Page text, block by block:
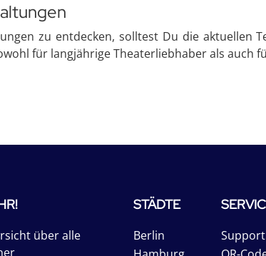
zu entdecken, solltest Du die aktuellen
für langjährige Theaterliebhaber als auch
über alle
STÄDTE
Berlin
Support